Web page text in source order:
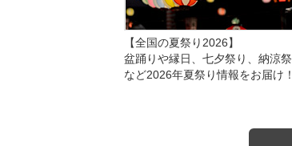
【全国の夏祭り2026】
盆踊りや縁日、七夕祭り、納涼祭
など2026年夏祭り情報をお届け！